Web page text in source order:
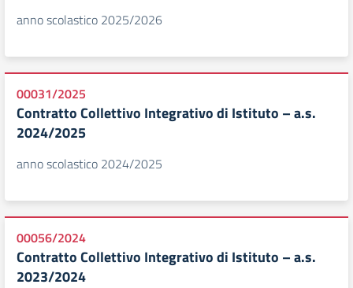
anno scolastico 2025/2026
00031/2025
Contratto Collettivo Integrativo di Istituto – a.s.
2024/2025
anno scolastico 2024/2025
00056/2024
Contratto Collettivo Integrativo di Istituto – a.s.
2023/2024